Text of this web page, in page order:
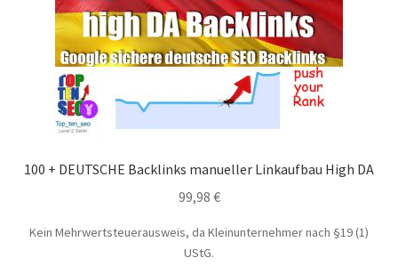
100 + DEUTSCHE Backlinks manueller Linkaufbau High DA
99,98 €
Kein Mehrwertsteuerausweis, da Kleinunternehmer nach §19 (1)
UStG.